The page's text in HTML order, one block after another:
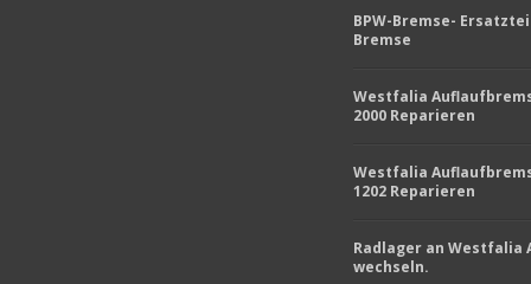
BPW-Bremse-
Bremse
Westfalia
2000 Reparieren
Westfalia
1202 Reparieren
Radlager an Westfalia
wechseln.